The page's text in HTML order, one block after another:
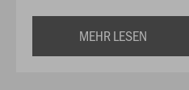
MEHR LESEN